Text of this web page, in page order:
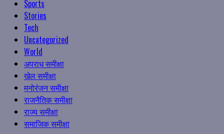
Sports
Stories
Tech
Uncategorized
World
अपराध समीक्षा
खेल समीक्षा
मनोरंजन समीक्षा
राजनैतिक समीक्षा
राज्य समीक्षा
समाजिक समीक्षा